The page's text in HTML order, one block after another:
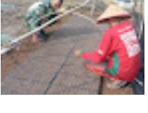
Sambil Ngopi, Plh. Pasiter
Kodim 0118/Subulussalam
Beri Motivasi Pemuda Calon
Peserta Seleksi Komcad